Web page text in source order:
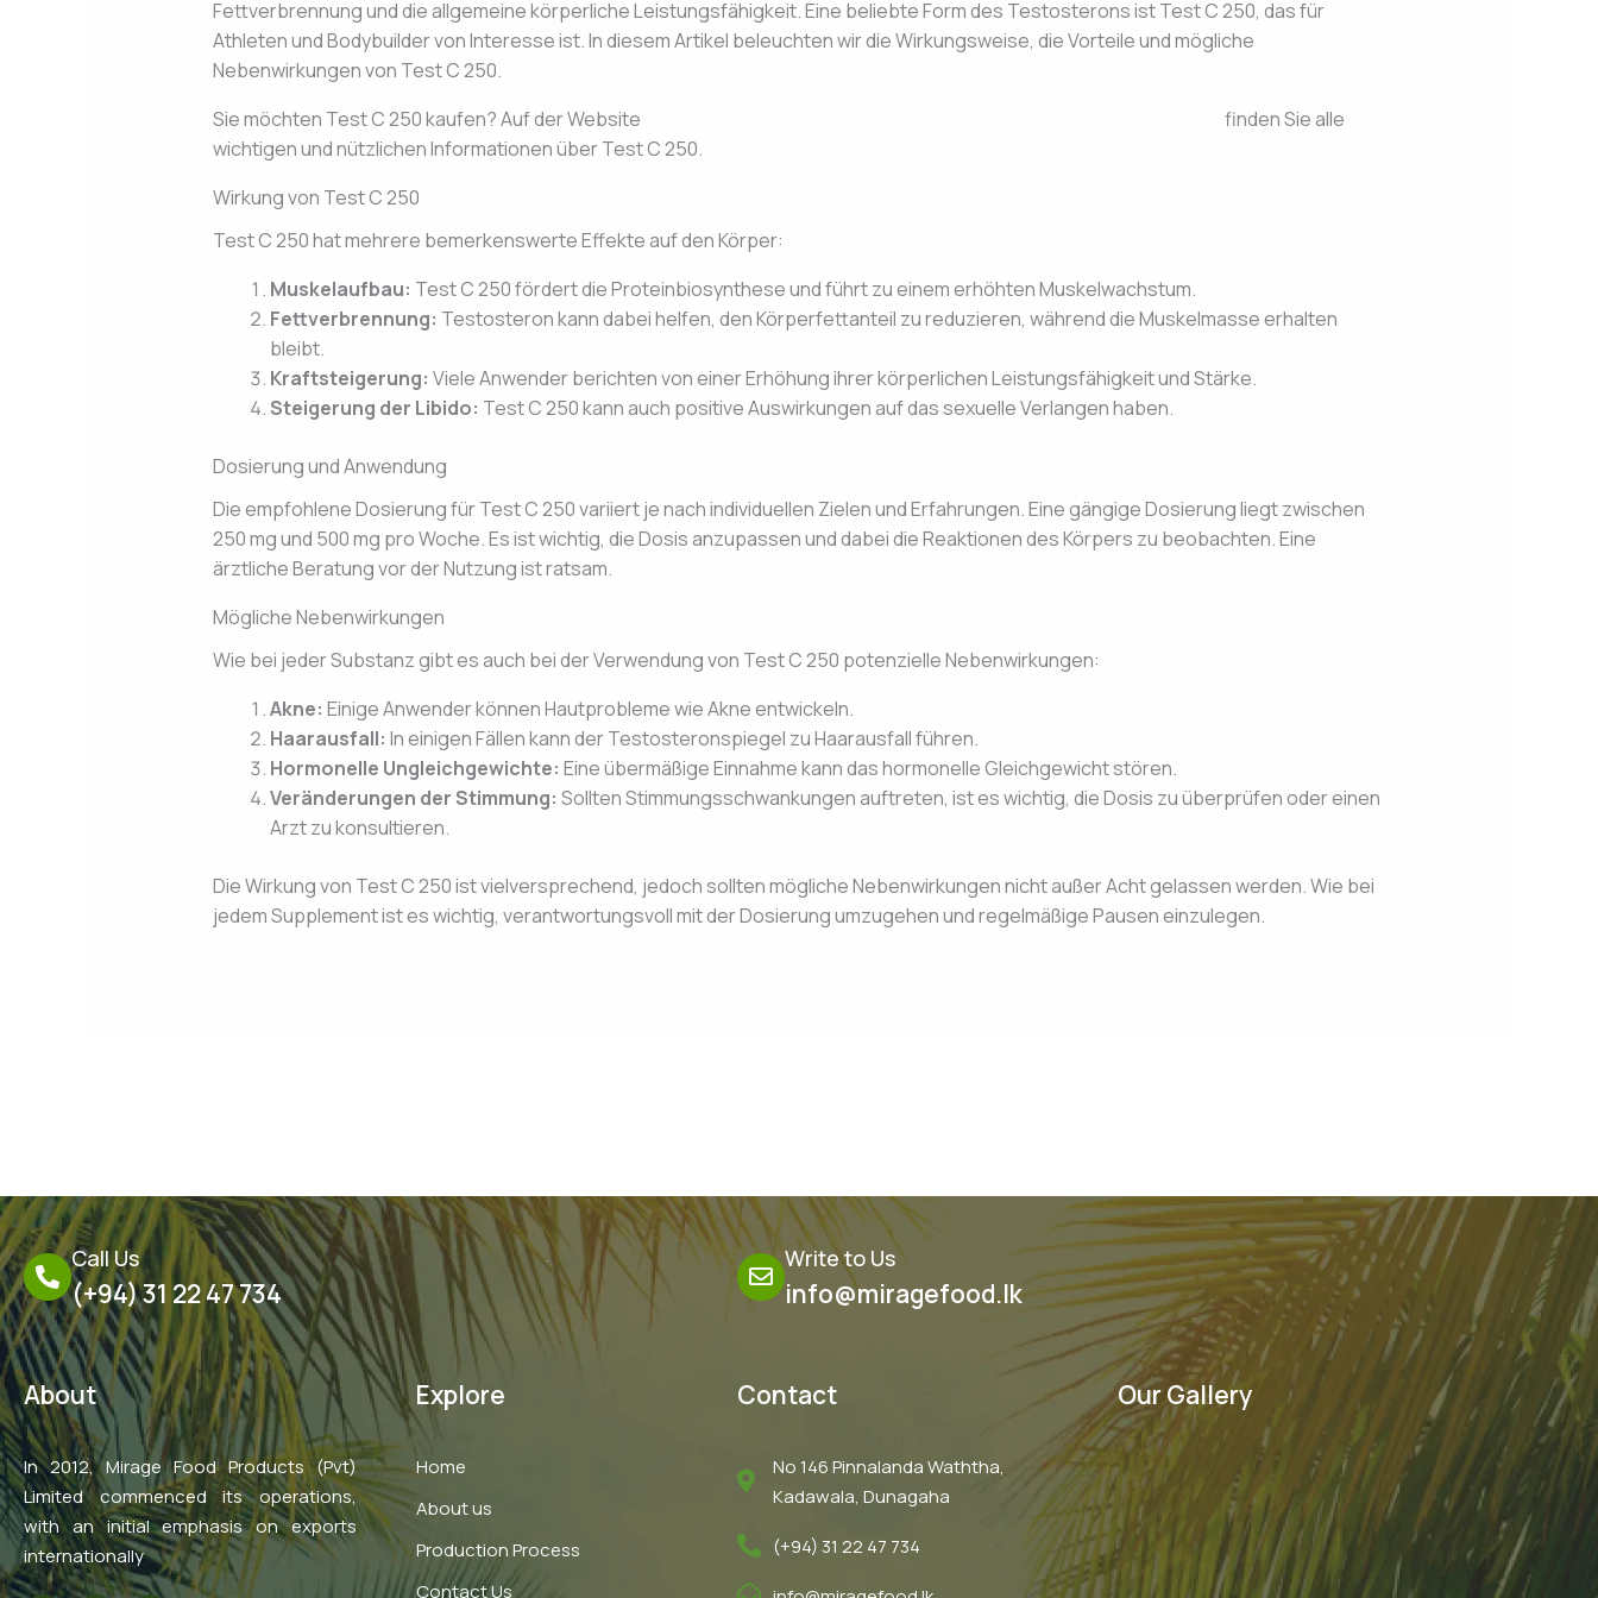
Fettverbrennung und die allgemeine körperliche Leistungsfähigkeit. Eine beliebte Form des Testosterons ist Test C 250, das für
Athleten und Bodybuilder von Interesse ist. In diesem Artikel beleuchten wir die Wirkungsweise, die Vorteile und mögliche
Nebenwirkungen von Test C 250.
Sie möchten Test C 250 kaufen? Auf der Website
finden Sie alle
wichtigen und nützlichen Informationen über Test C 250.
Wirkung von Test C 250
Test C 250 hat mehrere bemerkenswerte Effekte auf den Körper:
Muskelaufbau: Test C 250 fördert die Proteinbiosynthese und führt zu einem erhöhten Muskelwachstum.
Fettverbrennung: Testosteron kann dabei helfen, den Körperfettanteil zu reduzieren, während die Muskelmasse erhalten
bleibt.
Kraftsteigerung: Viele Anwender berichten von einer Erhöhung ihrer körperlichen Leistungsfähigkeit und Stärke.
Steigerung der Libido: Test C 250 kann auch positive Auswirkungen auf das sexuelle Verlangen haben.
Dosierung und Anwendung
Die empfohlene Dosierung für Test C 250 variiert je nach individuellen Zielen und Erfahrungen. Eine gängige Dosierung liegt zwischen
250 mg und 500 mg pro Woche. Es ist wichtig, die Dosis anzupassen und dabei die Reaktionen des Körpers zu beobachten. Eine
ärztliche Beratung vor der Nutzung ist ratsam.
Mögliche Nebenwirkungen
Wie bei jeder Substanz gibt es auch bei der Verwendung von Test C 250 potenzielle Nebenwirkungen:
Akne: Einige Anwender können Hautprobleme wie Akne entwickeln.
Haarausfall: In einigen Fällen kann der Testosteronspiegel zu Haarausfall führen.
Hormonelle Ungleichgewichte: Eine übermäßige Einnahme kann das hormonelle Gleichgewicht stören.
Veränderungen der Stimmung: Sollten Stimmungsschwankungen auftreten, ist es wichtig, die Dosis zu überprüfen oder einen
Arzt zu konsultieren.
Die Wirkung von Test C 250 ist vielversprechend, jedoch sollten mögliche Nebenwirkungen nicht außer Acht gelassen werden. Wie bei
jedem Supplement ist es wichtig, verantwortungsvoll mit der Dosierung umzugehen und regelmäßige Pausen einzulegen.
Call Us
(+94) 31 22 47 734
Write to Us
info@miragefood.lk
About
In 2012, Mirage Food Products (Pvt)
Limited commenced its operations,
with an initial emphasis on exports
internationally
Explore
Home
About us
Production Process
Contact Us
Contact
No 146 Pinnalanda Waththa,
Kadawala, Dunagaha
(+94) 31 22 47 734
Our Gallery